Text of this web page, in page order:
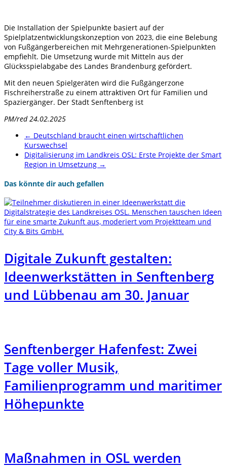
Die Installation der Spielpunkte basiert auf der
Spielplatzentwicklungskonzeption von 2023, die eine Belebung
von Fußgängerbereichen mit Mehrgenerationen-Spielpunkten
empfiehlt. Die Umsetzung wurde mit Mitteln aus der
Glücksspielabgabe des Landes Brandenburg gefördert.
Mit den neuen Spielgeräten wird die Fußgängerzone
Fischreiherstraße zu einem attraktiven Ort für Familien und
Spaziergänger. Der Stadt Senftenberg ist
PM/red 24.02.2025
← Deutschland braucht einen wirtschaftlichen
Kurswechsel
Digitalisierung im Landkreis OSL: Erste Projekte der Smart
Region in Umsetzung →
Das könnte dir auch gefallen
Digitale Zukunft gestalten:
Ideenwerkstätten in Senftenberg
und Lübbenau am 30. Januar
Senftenberger Hafenfest: Zwei
Tage voller Musik,
Familienprogramm und maritimer
Höhepunkte
Maßnahmen in OSL werden